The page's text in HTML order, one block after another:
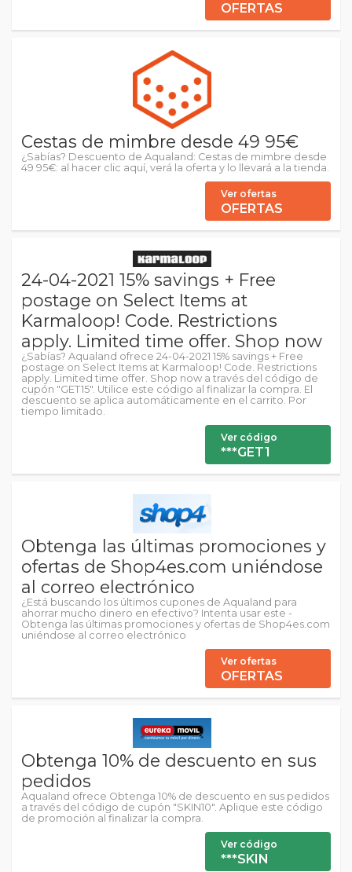
OFERTAS
Cestas de mimbre desde 49 95€
¿Sabías? Descuento de Aqualand: Cestas de mimbre desde
49 95€: al hacer clic aquí, verá la oferta y lo llevará a la tienda.
Ver ofertas
OFERTAS
24-04-2021 15% savings + Free
postage on Select Items at
Karmaloop! Code. Restrictions
apply. Limited time offer. Shop now
¿Sabías? Aqualand ofrece 24-04-2021 15% savings + Free
postage on Select Items at Karmaloop! Code. Restrictions
apply. Limited time offer. Shop now a través del código de
cupón "GET15". Utilice este código al finalizar la compra. El
descuento se aplica automáticamente en el carrito. Por
tiempo limitado.
Ver código
***GET1
Obtenga las últimas promociones y
ofertas de Shop4es.com uniéndose
al correo electrónico
¿Está buscando los últimos cupones de Aqualand para
ahorrar mucho dinero en efectivo? Intenta usar este -
Obtenga las últimas promociones y ofertas de Shop4es.com
uniéndose al correo electrónico
Ver ofertas
OFERTAS
Obtenga 10% de descuento en sus
pedidos
Aqualand ofrece Obtenga 10% de descuento en sus pedidos
a través del código de cupón "SKIN10". Aplique este código
de promoción al finalizar la compra.
Ver código
***SKIN